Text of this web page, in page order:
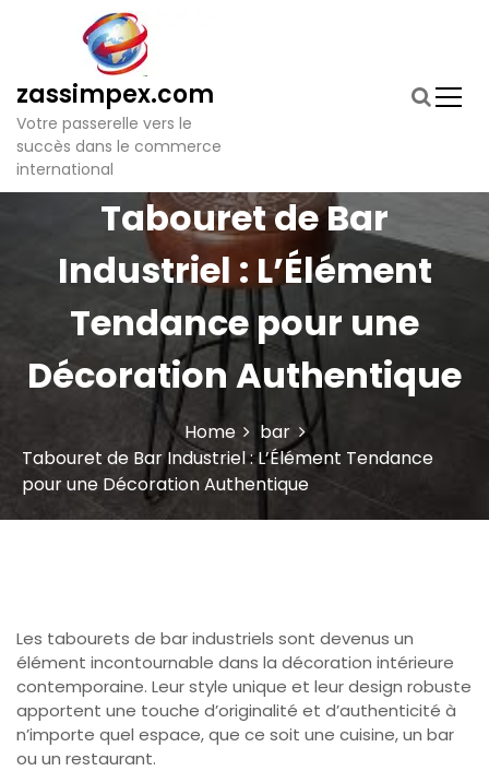
zassimpex.com
Votre passerelle vers le
succès dans le commerce
international
Tabouret de Bar
Industriel : L’Élément
Tendance pour une
Décoration Authentique
Home
bar
Tabouret de Bar Industriel : L’Élément Tendance
pour une Décoration Authentique
Les tabourets de bar industriels sont devenus un
élément incontournable dans la décoration intérieure
contemporaine. Leur style unique et leur design robuste
apportent une touche d’originalité et d’authenticité à
n’importe quel espace, que ce soit une cuisine, un bar
ou un restaurant.